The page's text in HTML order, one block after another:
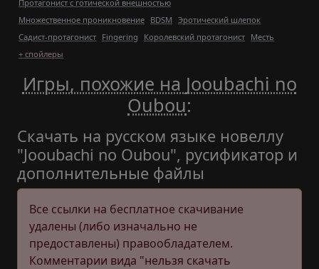
Протагонист с готической внешностью
Множественное проникновение BDSM Эротический шлепок
Садист-протагонист Fingering Королевский протагонист Месть
+ спойлеры
Игры, похожие на Jooubachi no
Oubou:
Скачать на русском языке новеллу
"Jooubachi no Oubou", русификатор и
дополнительные файлы
Все ссылки на бесплатное скачивание
удалены (либо изначально не
предоставлены) правообладателем.
Комментарии вида "нельзя скачать